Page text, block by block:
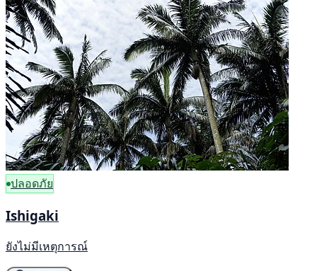
ปลอดภัย
Ishigaki
ยังไม่มีเหตุการณ์